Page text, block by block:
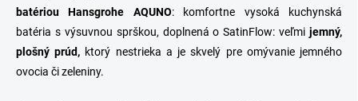
batériou Hansgrohe AQUNO: komfortne vysoká kuchynská
batéria s výsuvnou sprškou, doplnená o SatinFlow: veľmi jemný,
plošný prúd, ktorý nestrieka a je skvelý pre omývanie jemného
ovocia či zeleniny.